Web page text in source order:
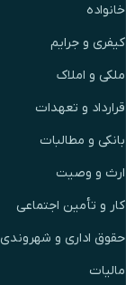
خانواده
کیفری و جرایم
ملکی و املاک
قرارداد و تعهدات
بانکی و مطالبات
ارث و وصیت
کار و تأمین اجتماعی
حقوق اداری و شهروندی
مالیات